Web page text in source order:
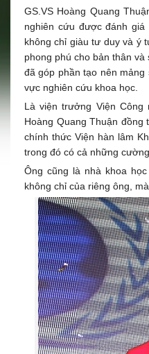
GS.VS Hoàng Quang
nghiên cứu được đánh
không chỉ giàu tư duy và ý
phong phú cho bản thân
đã góp phần tạo nên
vực nghiên cứu khoa học.
Là viện trưởng Viện Công
Hoàng Quang Thuận
chính thức Viện hàn lâm
trong đó có cả những
Ông cũng là nhà khoa
không chỉ của riêng ông,